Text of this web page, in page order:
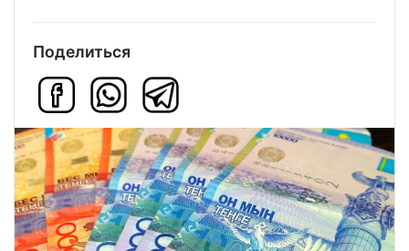
Поделиться